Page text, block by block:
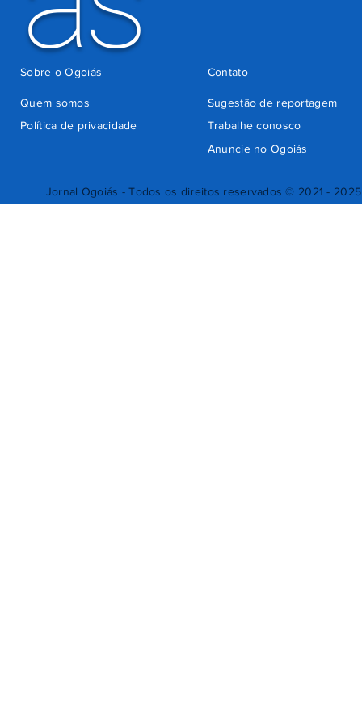
Jornal Ogoiás - Todos os direitos reservados © 2021 - 2025
Quem somos
Sugestão de reportagem
Trabalhe conosco
Política de privacidade
Anuncie no Ogoiás
Contato
Sobre o Ogoiás